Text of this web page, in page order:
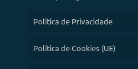
Política de Privacidade
Política de Cookies (UE)